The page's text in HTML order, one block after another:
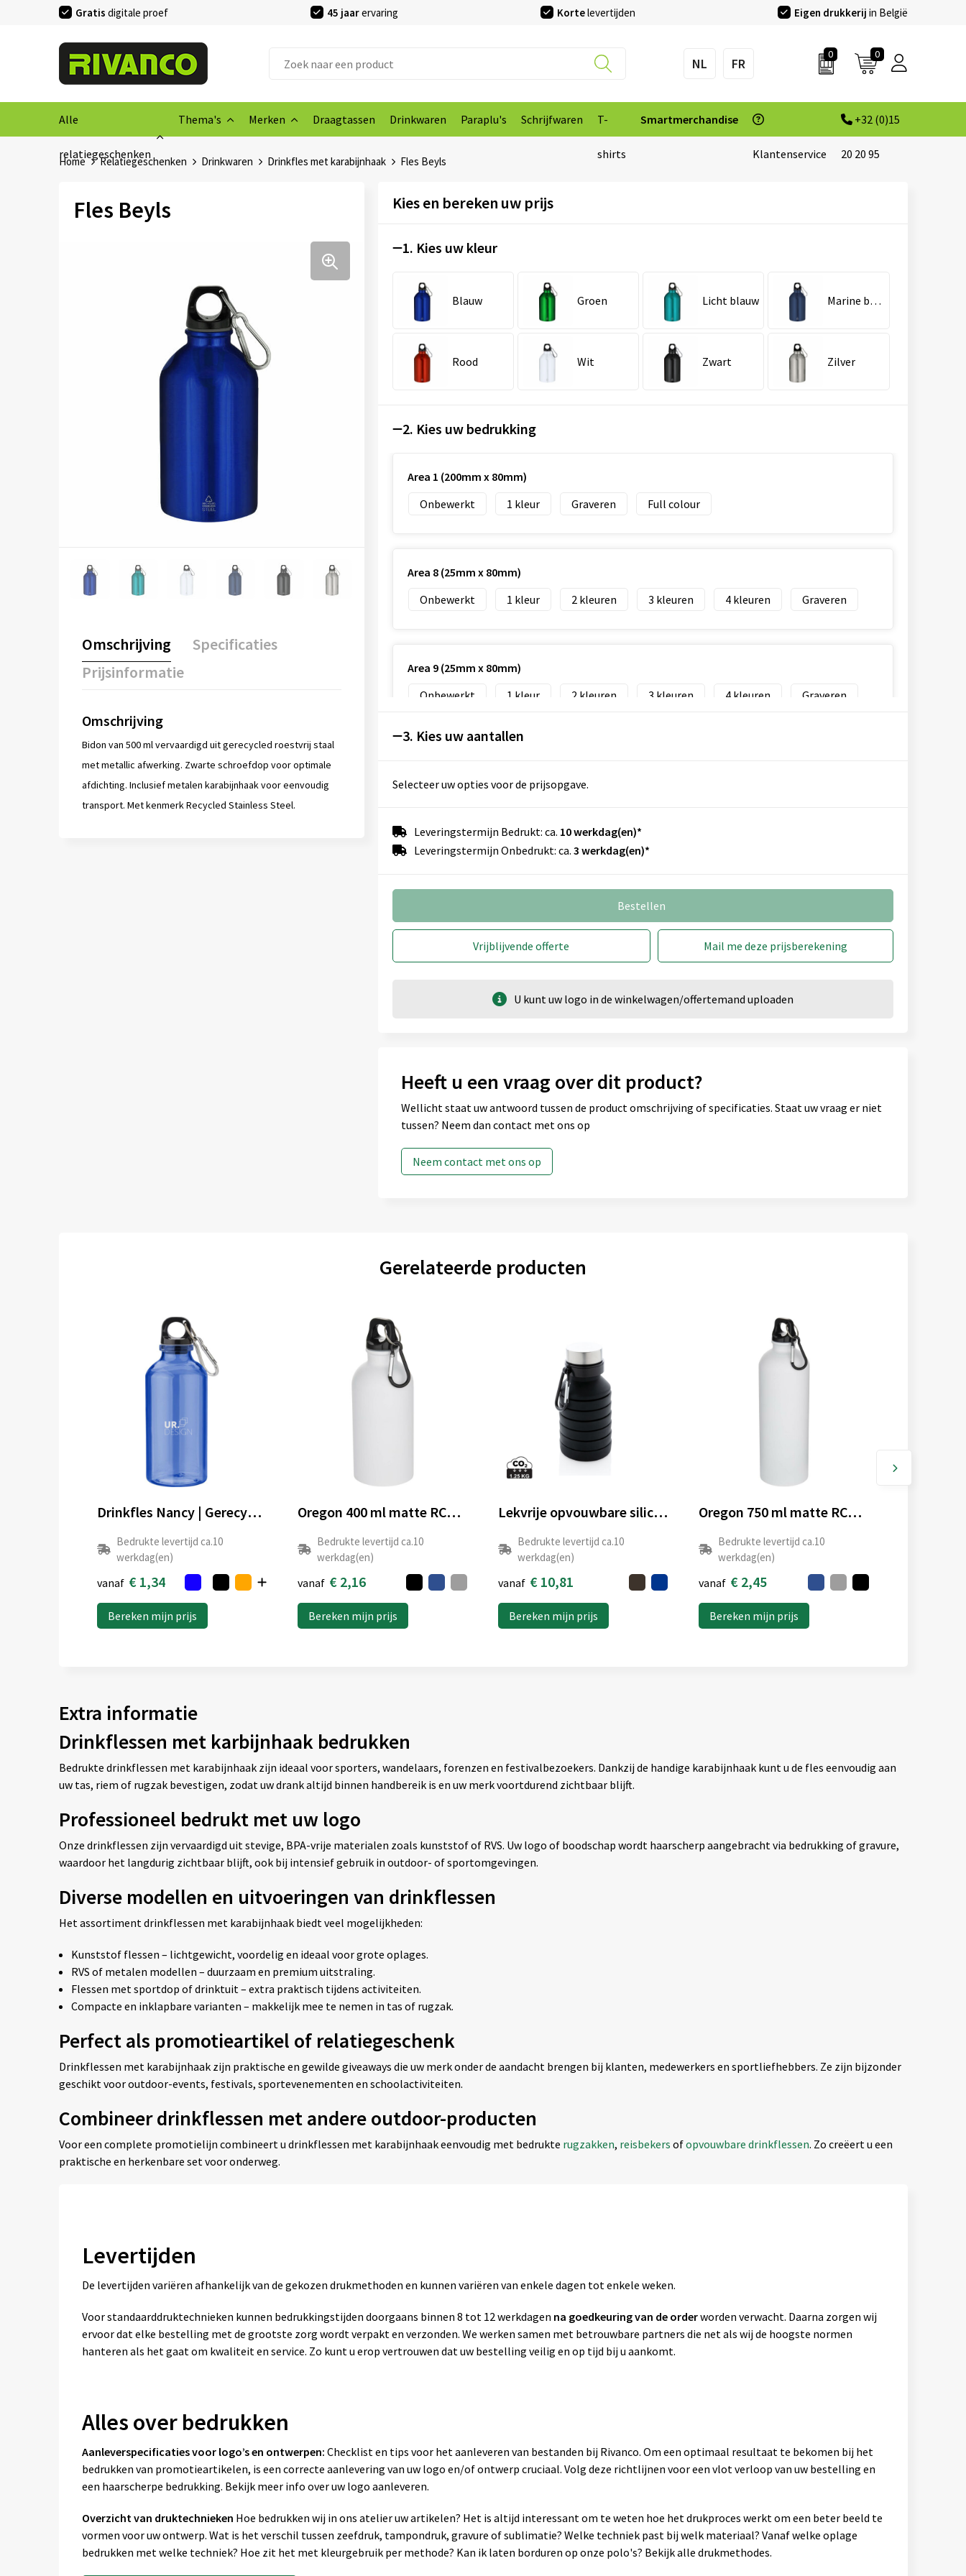
Gratis digitale proef 45 jaarervaring Kortelevertijden Eigen drukkerij in België
NL FR
0 0
Alle
relatiegeschenken
Thema's Merken Draagtassen Drinkwaren Paraplu's Schrijfwaren T-
shirts
Smartmerchandise
Klantenservice
+32 (0)15
20 20 95
Home Relatiegeschenken Drinkwaren Drinkfles met karabijnhaak Fles Beyls
Fles Beyls
Omschrijving
Specificaties
Prijsinformatie
Omschrijving
Bidon van 500 ml vervaardigd uit gerecycled roestvrij staal
met metallic afwerking. Zwarte schroefdop voor optimale
afdichting. Inclusief metalen karabijnhaak voor eenvoudig
transport. Met kenmerk Recycled Stainless Steel.
Kies en bereken uw prijs
1. Kies uw kleur
Blauw Groen Licht blauw Marine blauw
Rood Wit Zwart Zilver
2. Kies uw bedrukking
Area 1 (200mm x 80mm)
Onbewerkt
1 Graveren Full colour
Area 8 (25mm x 80mm)
Onbewerkt
1 2 3 4 Graveren
Area 9 (25mm x 80mm)
Onbewerkt
1 2 3 4 Graveren
Onbewerkt
Full colour
Area 3 (30mm x 30mm)
Onbewerkt
Full colour
Area 4 (50mm x 50mm)
Onbewerkt
Full colour
Area 6 (125mm x 80mm)
Onbewerkt
Full colour
Onbewerkt
Full colour
3. Kies uw aantallen
Selecteer uw opties voor de prijsopgave.
Leveringstermijn Bedrukt: ca. 10 werkdag(en)*
Leveringstermijn Onbedrukt: ca. 3 werkdag(en)*
Bestellen
Vrijblijvende offerte Mail me deze prijsberekening
U kunt uw logo in de winkelwagen/offertemand uploaden
Heeft u een vraag over dit product?
Wellicht staat uw antwoord tussen de product omschrijving of specificaties. Staat uw vraag er niet
tussen? Neem dan contact met ons op
Neem contact met ons op
Gerelateerde producten
Drinkfles Nancy | Gerecycled | 400 ml
Bedrukte levertijd ca.10
werkdag(en)
vanaf € 1,34
Bereken mijn prijs
Oregon 400 ml matte RCS gecertificeerde enkelwandige roestvrijstalen waterfles met karabijnhaak
Bedrukte levertijd ca.10
werkdag(en)
vanaf € 2,16
Bereken mijn prijs
Lekvrije opvouwbare siliconen fles met schroefdop
Bedrukte levertijd ca.10
werkdag(en)
vanaf € 10,81
Bereken mijn prijs
Oregon 750 ml matte RCS gecertificeerde enkelwandige roestvrijstalen waterfles met karabijnhaak
Bedrukte levertijd ca.10
werkdag(en)
vanaf € 2,45
Bereken mijn prijs
Extra informatie
Drinkflessen met karbijnhaak bedrukken
Bedrukte drinkflessen met karabijnhaak zijn ideaal voor sporters, wandelaars, forenzen en festivalbezoekers. Dankzij de handige karabijnhaak kunt u de fles eenvoudig aan
uw tas, riem of rugzak bevestigen, zodat uw drank altijd binnen handbereik is en uw merk voortdurend zichtbaar blijft.
Professioneel bedrukt met uw logo
Onze drinkflessen zijn vervaardigd uit stevige, BPA-vrije materialen zoals kunststof of RVS. Uw logo of boodschap wordt haarscherp aangebracht via bedrukking of gravure,
waardoor het langdurig zichtbaar blijft, ook bij intensief gebruik in outdoor- of sportomgevingen.
Diverse modellen en uitvoeringen van drinkflessen
Het assortiment drinkflessen met karabijnhaak biedt veel mogelijkheden:
Kunststof flessen – lichtgewicht, voordelig en ideaal voor grote oplages.
RVS of metalen modellen – duurzaam en premium uitstraling.
Flessen met sportdop of drinktuit – extra praktisch tijdens activiteiten.
Compacte en inklapbare varianten – makkelijk mee te nemen in tas of rugzak.
Perfect als promotieartikel of relatiegeschenk
Drinkflessen met karabijnhaak zijn praktische en gewilde giveaways die uw merk onder de aandacht brengen bij klanten, medewerkers en sportliefhebbers. Ze zijn bijzonder
geschikt voor outdoor-events, festivals, sportevenementen en schoolactiviteiten.
Combineer drinkflessen met andere outdoor-producten
Voor een complete promotielijn combineert u drinkflessen met karabijnhaak eenvoudig met bedrukte rugzakken, reisbekers ofopvouwbare drinkflessen. Zo creëert u een
praktische en herkenbare set voor onderweg.
Levertijden
De levertijden variëren afhankelijk van de gekozen drukmethoden en kunnen variëren van enkele dagen tot enkele weken.
Voor standaarddruktechnieken kunnen bedrukkingstijden doorgaans binnen 8 tot 12 werkdagen na goedkeuring van de orderworden verwacht. Daarna zorgen wij
ervoor dat elke bestelling met de grootste zorg wordt verpakt en verzonden. We werken samen met betrouwbare partners die net als wij de hoogste normen
hanteren als het gaat om kwaliteit en service. Zo kunt u erop vertrouwen dat uw bestelling veilig en op tijd bij u aankomt.
Alles over bedrukken
Aanleverspecificaties voor logo’s en ontwerpen: Checklist en tips voor het aanleveren van bestanden bij Rivanco. Om een optimaal resultaat te bekomen bij het
bedrukken van promotieartikelen, is een correcte aanlevering van uw logo en/of ontwerp cruciaal. Volg deze richtlijnen voor een vlot verloop van uw bestelling en
een haarscherpe bedrukking. Bekijk meer info over uw logo aanleveren.
Overzicht van druktechnieken Hoe bedrukken wij in ons atelier uw artikelen? Het is altijd interessant om te weten hoe het drukproces werkt om een beter beeld te
vormen voor uw ontwerp. Wat is het verschil tussen zeefdruk, tampondruk, gravure of sublimatie? Welke techniek past bij welk materiaal? Vanaf welke oplage
bedrukken met welke techniek? Hoe zit het met kleurgebruik per methode? Kan ik laten borduren op onze polo's? Bekijk alle drukmethodes.